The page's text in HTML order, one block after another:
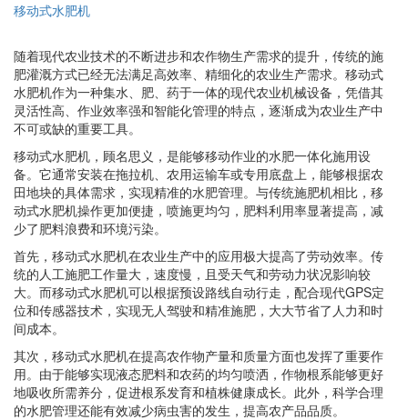
移动式水肥机
随着现代农业技术的不断进步和农作物生产需求的提升，传统的施
肥灌溉方式已经无法满足高效率、精细化的农业生产需求。移动式
水肥机作为一种集水、肥、药于一体的现代农业机械设备，凭借其
灵活性高、作业效率强和智能化管理的特点，逐渐成为农业生产中
不可或缺的重要工具。
移动式水肥机，顾名思义，是能够移动作业的水肥一体化施用设
备。它通常安装在拖拉机、农用运输车或专用底盘上，能够根据农
田地块的具体需求，实现精准的水肥管理。与传统施肥机相比，移
动式水肥机操作更加便捷，喷施更均匀，肥料利用率显著提高，减
少了肥料浪费和环境污染。
首先，移动式水肥机在农业生产中的应用极大提高了劳动效率。传
统的人工施肥工作量大，速度慢，且受天气和劳动力状况影响较
大。而移动式水肥机可以根据预设路线自动行走，配合现代GPS定
位和传感器技术，实现无人驾驶和精准施肥，大大节省了人力和时
间成本。
其次，移动式水肥机在提高农作物产量和质量方面也发挥了重要作
用。由于能够实现液态肥料和农药的均匀喷洒，作物根系能够更好
地吸收所需养分，促进根系发育和植株健康成长。此外，科学合理
的水肥管理还能有效减少病虫害的发生，提高农产品品质。